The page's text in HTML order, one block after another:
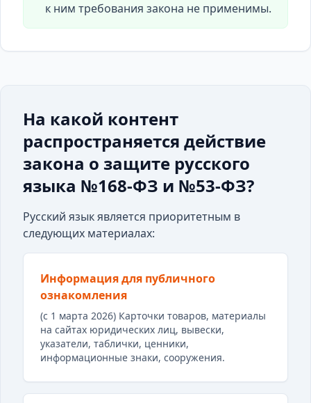
к ним требования закона не применимы.
На какой контент
распространяется действие
закона о защите русского
языка №168-ФЗ и №53-ФЗ?
Русский язык является приоритетным в
следующих материалах:
Информация для публичного
ознакомления
(с 1 марта 2026) Карточки товаров, материалы
на сайтах юридических лиц, вывески,
указатели, таблички, ценники,
информационные знаки, сооружения.